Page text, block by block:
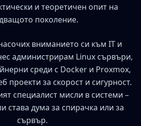
и теоретичен опит на
поколение.
вниманието си към IT и
администрирам Linux сървъри,
среди с Docker и Proxmox,
проекти за скорост и сигурност.
специалист мисли в системи –
става дума за спирачка или за
сървър.